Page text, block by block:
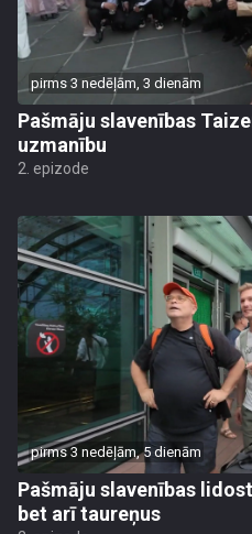
pirms 3 nedēļām, 3 dienām
Pašmāju slavenības
uzmanību
2. epizode
pirms 3 nedēļām, 5 dienām
Pašmāju slavenības
bet arī taureņus